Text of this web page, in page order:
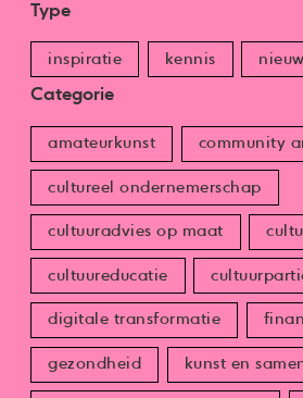
Type
inspiratie kennis
Categorie
amateurkunst community
cultureel ondernemerschap
cultuuradvies op maat
cultuureducatie
digitale transformatie
gezondheid kunst en